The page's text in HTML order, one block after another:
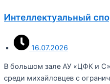
Интеллектуальный
16.07.2026
В большом зале АУ «ЦФК и
среди михайловцев с